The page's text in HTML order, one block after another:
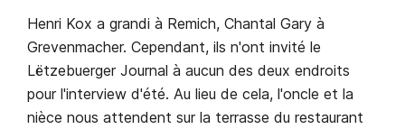
Henri Kox a grandi à Remich, Chantal Gary à
Grevenmacher. Cependant, ils n'ont invité le
Lëtzebuerger Journal à aucun des deux endroits
pour l'interview d'été. Au lieu de cela, l'oncle et la
nièce nous attendent sur la terrasse du restaurant